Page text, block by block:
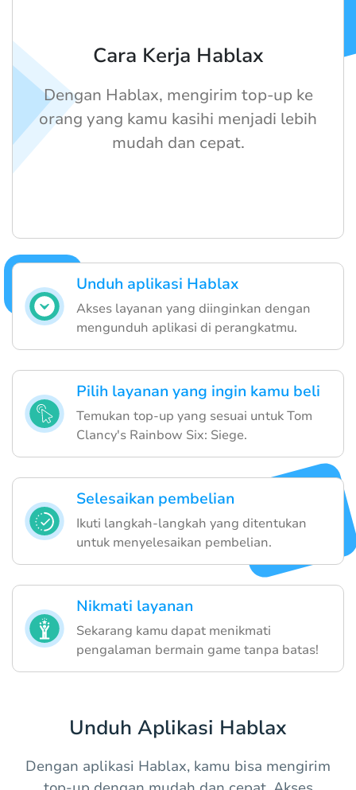
Unduh aplikasi Hablax
Akses layanan yang diinginkan dengan
mengunduh aplikasi di perangkatmu.
Pilih layanan yang ingin kamu beli
Temukan top-up yang sesuai untuk Tom
Clancy's Rainbow Six: Siege.
Selesaikan pembelian
Ikuti langkah-langkah yang ditentukan
untuk menyelesaikan pembelian.
Nikmati layanan
Sekarang kamu dapat menikmati
pengalaman bermain game tanpa batas!
Cara Kerja Hablax
Dengan Hablax, mengirim top-up ke
orang yang kamu kasihi menjadi lebih
mudah dan cepat.
Unduh Aplikasi Hablax
Dengan aplikasi Hablax, kamu bisa mengirim